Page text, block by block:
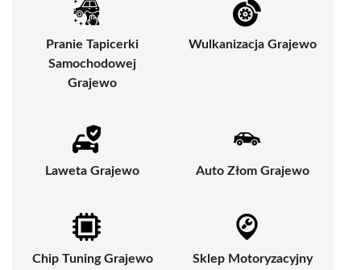
Pranie Tapicerki
Samochodowej
Grajewo
Wulkanizacja Grajewo
Laweta Grajewo Auto Złom Grajewo
Chip Tuning Grajewo
Sklep Motoryzacyjny